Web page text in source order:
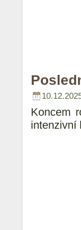
Koncem
intenzivní